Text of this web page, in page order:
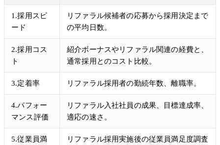
1.採用スピ
ード
リファラル候補者の応募から採用決定まで
の平均日数。
2.採用コス
ト
紹介ボーナスやリファラル関連の経費と、
通常採用とのコスト比較。
3.定着率 リファラル採用者の勤続年数、離職率。
4.パフォー
マンス評価
リファラル入社社員の成果、目標達成率、
適応の速さ。
5.従業員満
リファラル採用実施後の従業員満足度調査